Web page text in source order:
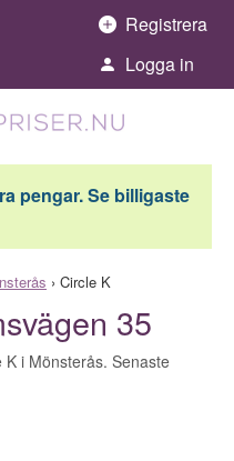
Registrera
Logga in
pengar. Se billigaste
› Circle K
35
i Mönsterås. Senaste